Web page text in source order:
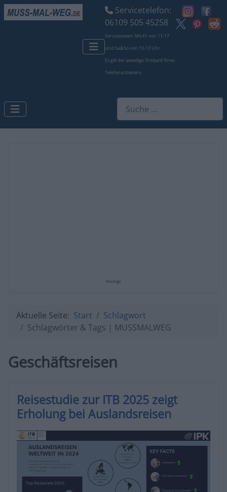
Servicetelefon:
06109 505 45258
Servicezeiten: Mo-Fr von 11-17
und Sa&So von 10-13 Uhr
Es gilt der jeweilige Ortstarif Ihres
Telefonanbieters.
Suchen
Anzeige
Aktuelle Seite: Start
Schlagwort
Schlagwörter & Tags | MUSSMALWEG
Geschäftsreisen
Reisestudie zur ITB 2025 zeigt
Erholung bei Auslandsreisen